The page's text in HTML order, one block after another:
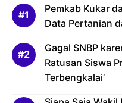
Pemkab Kukar
Data Pertanian
Gagal SNBP
Ratusan Siswa
Terbengkalai’